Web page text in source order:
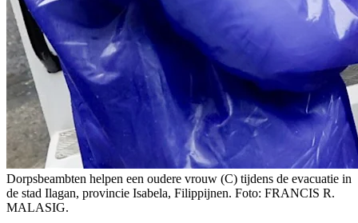
Dorpsbeambten helpen een oudere vrouw (C) tijdens de evacuatie in
de stad Ilagan, provincie Isabela, Filippijnen. Foto: FRANCIS R.
MALASIG.